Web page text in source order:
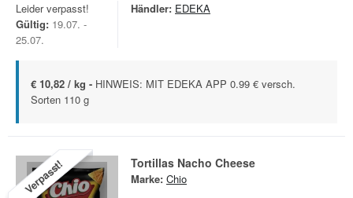
Leider verpasst!
Gültig: 19.07. -
25.07.
Händler: EDEKA
€ 10,82 / kg - HINWEIS: MIT EDEKA APP 0.99 € versch.
Sorten 110 g
Verpasst! Tortillas Nacho Cheese
Marke: Chio